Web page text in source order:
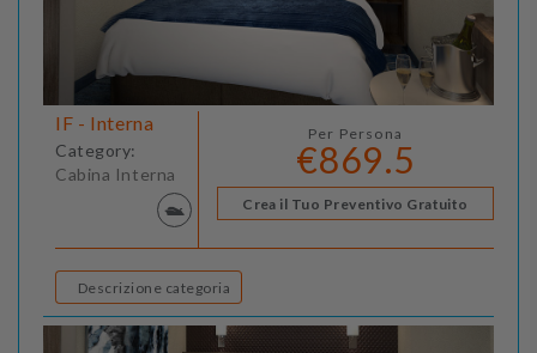
IF - Interna
Category:
Cabina Interna
Per Persona
€869.5
Crea il Tuo Preventivo Gratuito
Descrizione categoria